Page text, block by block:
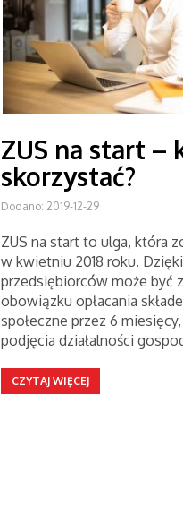
ZUS na start –
skorzystać?
Dodano: 2019-12-29
ZUS na start to ulga, która
w kwietniu 2018 roku.
przedsiębiorców może być
obowiązku opłacania
społeczne przez 6
podjęcia działalności
CZYTAJ WIĘCEJ